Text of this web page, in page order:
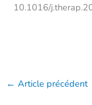
10.1016/
← Article précédent